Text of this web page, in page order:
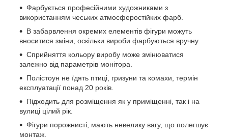
Фарбується професійними художниками з
використанням чеських атмосферостійких фарб.
В забарвлення окремих елементів фігури можуть
вноситися зміни, оскільки вироби фарбуються вручну.
Сприйняття кольору виробу може змінюватися
залежно від параметрів монітора.
Полістоун не їдять птиці, гризуни та комахи, термін
експлуатації понад 20 років.
Підходить для розміщення як у приміщенні, так і на
вулиці цілий рік.
Фігури порожнисті, мають невелику вагу, що полегшує
монтаж.